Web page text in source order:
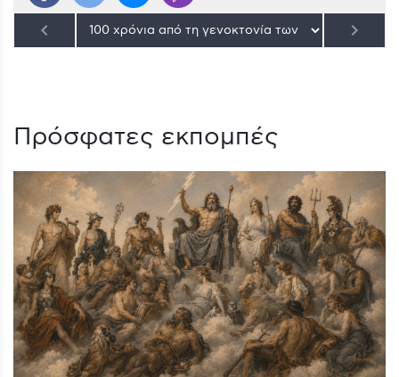
keyboard_arrow_left keyboard_arrow_right
Πρόσφατες εκπομπές